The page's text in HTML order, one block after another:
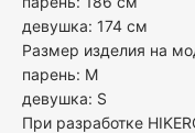
девушка: 174 см
Размер изделия на
парень: M
девушка: S
При разработке